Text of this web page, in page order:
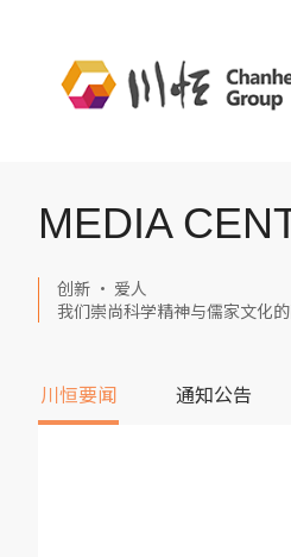
MEDIA
创新 · 爱人
我们崇尚科学精神与儒家文化
川恒要闻 通知公告